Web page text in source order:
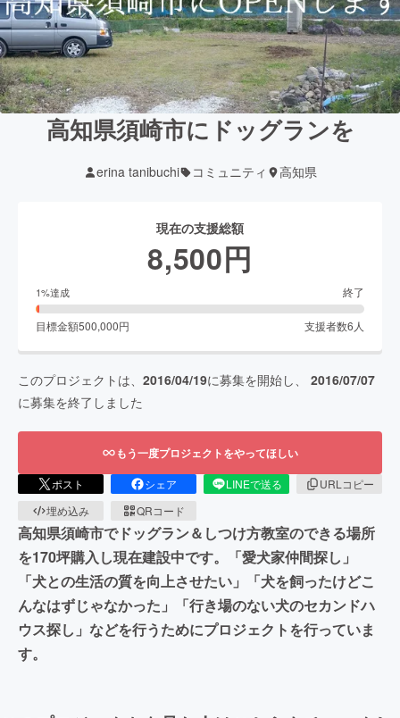
高知県須崎市にドッグランを
erina tanibuchi コミュニティ 高知県
現在の支援総額
8,500円
1%達成 終了
目標金額500,000円 支援者数6 人
このプロジェクトは、 2016/04/19に募集を開始し、 2016/07/07
に募集を終了しました
もう一度プロジェクトをやってほしい
ポスト シェア LINEで送る
URLコピー
埋め込み
QRコード
高知県須崎市でドッグラン＆しつけ方教室のできる場所
を170坪購入し現在建設中です。「愛犬家仲間探し」
「犬との生活の質を向上させたい」「犬を飼ったけどこ
んなはずじゃなかった」「行き場のない犬のセカンドハ
ウス探し」などを行うためにプロジェクトを行っていま
す。